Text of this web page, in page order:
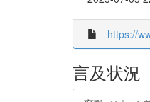
https://
言及状況